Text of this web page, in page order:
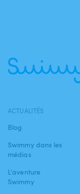
ACTUALITÉS
Blog
Swimmy dans les
médias
L'aventure
Swimmy